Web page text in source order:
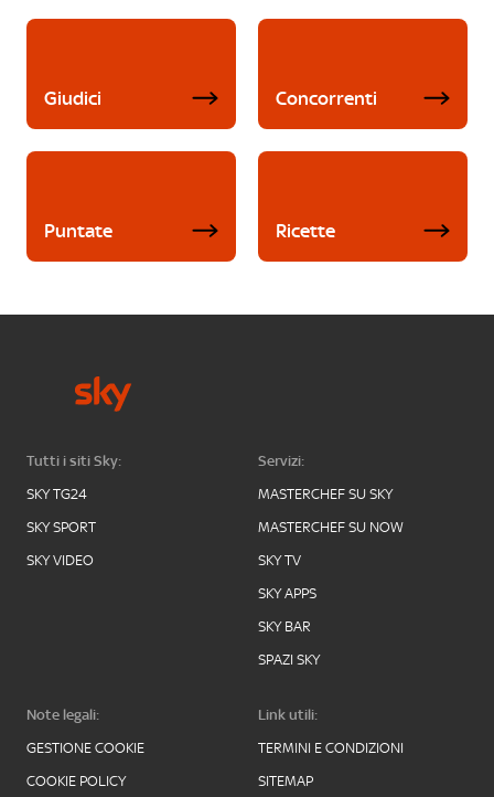
Giudici Concorrenti
Puntate Ricette
Tutti i siti Sky:
SKY TG24
SKY SPORT
SKY VIDEO
Servizi:
MASTERCHEF SU SKY
MASTERCHEF SU NOW
SKY TV
SKY APPS
SKY BAR
SPAZI SKY
Note legali:
GESTIONE COOKIE
COOKIE POLICY
Link utili:
TERMINI E CONDIZIONI
SITEMAP